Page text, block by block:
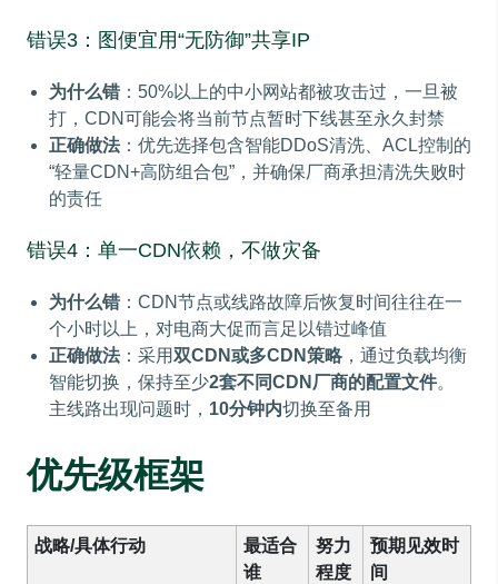
错误3：图便宜用“无防御”共享IP
为什么错 ：50%以上的中小网站都被攻击过，一旦被
打，CDN可能会将当前节点暂时下线甚至永久封禁
正确做法：优先选择包含智能DDoS清洗、ACL控制的
“轻量CDN+高防组合包”，并确保厂商承担清洗失败时
的责任
错误4：单一CDN依赖，不做灾备
为什么错 ：CDN节点或线路故障后恢复时间往往在一
个小时以上，对电商大促而言足以错过峰值
正确做法：采用双CDN或多CDN策略 ，通过负载均衡
智能切换，保持至少2套不同CDN厂商的配置文件。
主线路出现问题时， 10分钟内切换至备用
优先级框架
战略/具体行动
最适合
谁
努力
程度
预期见效时
间